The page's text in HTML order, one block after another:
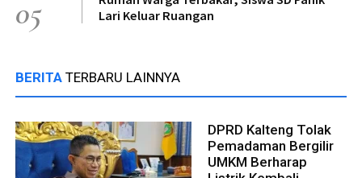
05
Lari Keluar Ruangan
BERITA TERBARU LAINNYA
DPRD Kalteng Tolak
Pemadaman Bergilir
UMKM Berharap